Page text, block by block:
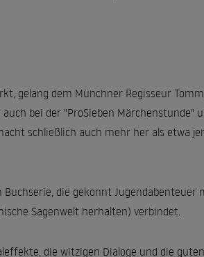
gelang dem Münchner Regisseur
bei der "ProSieben Märchenstunde"
schließlich auch mehr her als etwa
die gekonnt Jugendabenteuer
Sagenwelt herhalten) verbindet.
die witzigen Dialoge und die